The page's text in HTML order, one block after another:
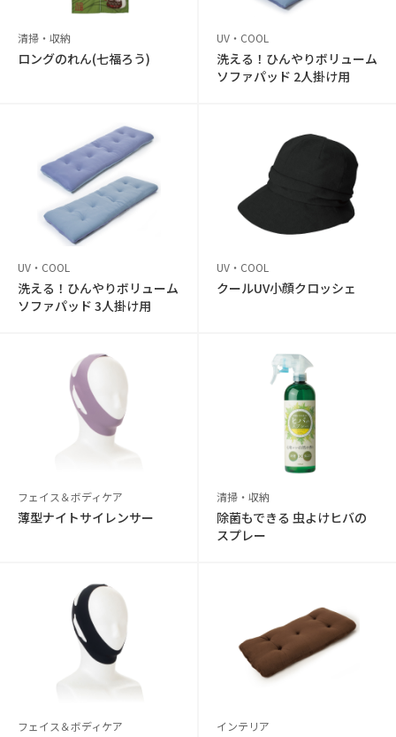
清掃・収納
ロングのれん(七福ろう)
UV・COOL
洗える！ひんやりボリューム
ソファパッド 2人掛け用
UV・COOL
洗える！ひんやりボリューム
ソファパッド 3人掛け用
UV・COOL
クールUV小顔クロッシェ
フェイス＆ボディケア
薄型ナイトサイレンサー
清掃・収納
除菌もできる 虫よけヒバの
スプレー
フェイス＆ボディケア インテリア